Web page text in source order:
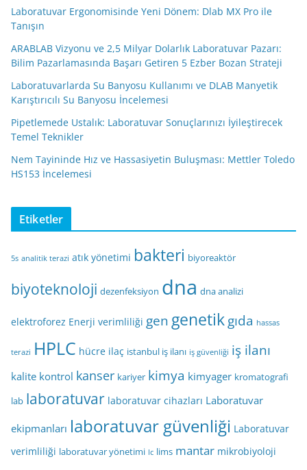
Laboratuvar Ergonomisinde Yeni Dönem: Dlab MX Pro ile
Tanışın
ARABLAB Vizyonu ve 2,5 Milyar Dolarlık Laboratuvar Pazarı:
Bilim Pazarlamasında Başarı Getiren 5 Ezber Bozan Strateji
Laboratuvarlarda Su Banyosu Kullanımı ve DLAB Manyetik
Karıştırıcılı Su Banyosu İncelemesi
Pipetlemede Ustalık: Laboratuvar Sonuçlarınızı İyileştirecek
Temel Teknikler
Nem Tayininde Hız ve Hassasiyetin Buluşması: Mettler Toledo
HS153 İncelemesi
Etiketler
5s analitik terazi atık yönetimi bakteri biyoreaktör
biyoteknoloji dezenfeksiyon dna dna analizi
elektroforez Enerji verimliliği gen genetikgıda hassas
terazi HPLC hücre ilaç istanbul iş ilanı iş güvenliği iş ilanı
kalite kontrol kanser kariyer kimya kimyager kromatografi
lab laboratuvar laboratuvar cihazları Laboratuvar
ekipmanları laboratuvar güvenliği Laboratuvar
verimliliği laboratuvar yönetimi lc lims mantar mikrobiyoloji